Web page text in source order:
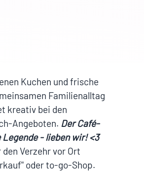
Kuchen und frische
Familienalltag
kreativ bei den
Angeboten. Der Café-
- lieben wir! <3
Verzehr vor Ort
oder to-go-Shop.